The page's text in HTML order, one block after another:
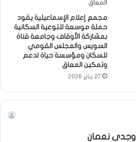
مجمع إعلام الإسماعيلية يقود
حملة موسعة للتوعية السكانية
بمشاركة الأوقاف وجامعة قناة
السويس والمجلس القومي
للسكان ومؤسسة حياة لدعم
وتمكين المعاق
27 يناير 2026
وجدى نعمان